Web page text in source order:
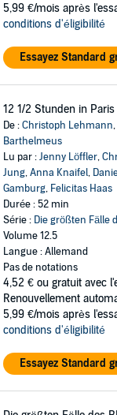
5,99 €/mois après
conditions d'éligibilité
Essayez Standard
12 1/2 Stunden in Paris
De :Christoph Lehmann,
Barthelmeus
Lu par :Jenny Löffler,
Jung,Anna Knaifel,
Gamburg, Felicitas Haas
Durée : 52 min
Série : Die größten Fälle
Volume 12.5
Langue : Allemand
Pas de notations
4,52 € ou gratuit avec
Renouvellement
5,99 €/mois après
conditions d'éligibilité
Essayez Standard